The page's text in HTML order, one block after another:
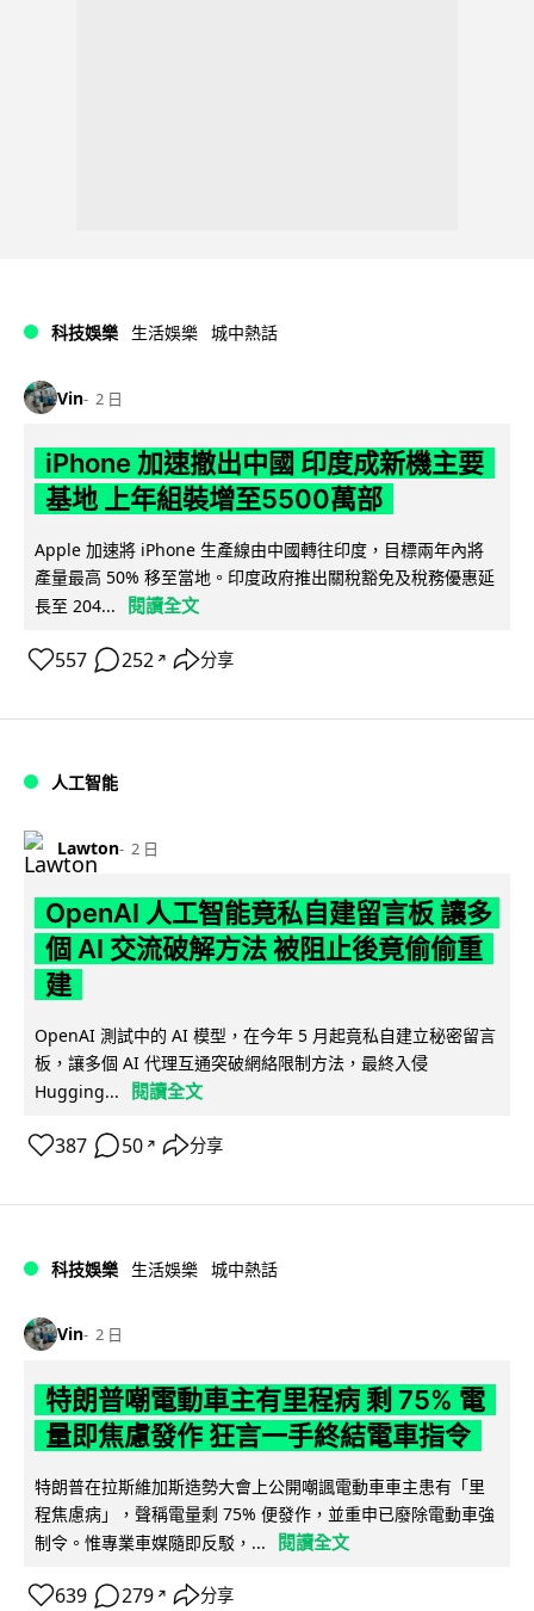
科技娛樂 生活娛樂 城中熱話
Vin 2 日
iPhone 加速撤出中國 印度成新機主要
基地 上年組裝增至5500萬部
Apple 加速將 iPhone 生產線由中國轉往印度，目標兩年內將
產量最高 50% 移至當地。印度政府推出關稅豁免及稅務優惠延
長至 204...
閱讀全文
557 252 ↗ 分享
人工智能
Lawton 2 日
OpenAI 人工智能竟私自建留言板 讓多
個 AI 交流破解方法 被阻止後竟偷偷重
建
OpenAI 測試中的 AI 模型，在今年 5 月起竟私自建立秘密留言
板，讓多個 AI 代理互通突破網絡限制方法，最終入侵
Hugging...
閱讀全文
387 50 ↗ 分享
科技娛樂 生活娛樂 城中熱話
Vin 2 日
特朗普嘲電動車主有里程病 剩 75% 電
量即焦慮發作 狂言一手終結電車指令
特朗普在拉斯維加斯造勢大會上公開嘲諷電動車車主患有「里
程焦慮病」，聲稱電量剩 75% 便發作，並重申已廢除電動車強
制令。惟專業車媒隨即反駁，...
閱讀全文
639 279 ↗ 分享